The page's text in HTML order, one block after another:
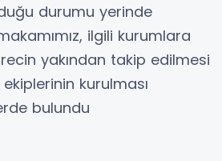
durumu yerinde
ilgili kurumlara
yakından takip edilmesi
kurulması
bulundu